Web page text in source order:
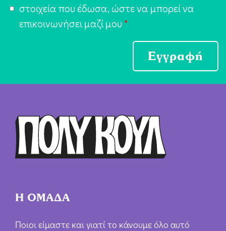
π
ή
στοιχεία που έδωσα, ώστε να μπορεί να
επικοινωνήσει μαζί μου *
Εγγραφή
Η ΟΜΑΔΑ
Ποιοι είμαστε και γιατί το κάνουμε όλο αυτό